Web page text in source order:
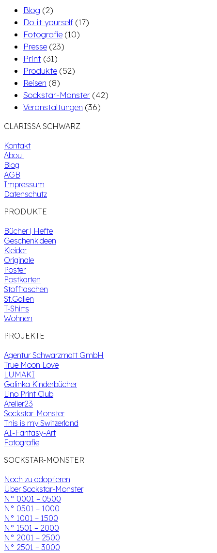
Blog (2)
Do it yourself (17)
Fotografie (10)
Presse (23)
Print (31)
Produkte (52)
Reisen (8)
Sockstar-Monster (42)
Veranstaltungen (36)
CLARISSA SCHWARZ
Kontakt
About
Blog
AGB
Impressum
Datenschutz
PRODUKTE
Bücher | Hefte
Geschenkideen
Kleider
Originale
Poster
Postkarten
Stofftaschen
St.Gallen
T-Shirts
Wohnen
PROJEKTE
Agentur Schwarzmatt GmbH
True Moon Love
LUMAKI
Galinka Kinderbücher
Lino Print Club
Atelier23
Sockstar-Monster
This is my Switzerland
AI-Fantasy-Art
Fotografie
SOCKSTAR-MONSTER
Noch zu adoptieren
Über Sockstar-Monster
N° 0001 – 0500
N° 0501 – 1000
N° 1001 – 1500
N° 1501 – 2000
N° 2001 – 2500
N° 2501 – 3000